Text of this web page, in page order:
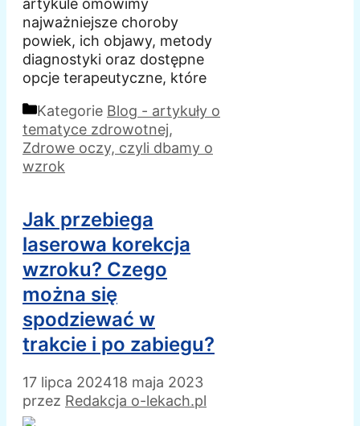
najważniejsze choroby
powiek, ich objawy, metody
diagnostyki oraz dostępne
opcje terapeutyczne, które
Kategorie Blog - artykuły o
tematyce zdrowotnej,
Zdrowe oczy, czyli dbamy o
wzrok
Jak przebiega
laserowa korekcja
wzroku? Czego
można się
spodziewać w
trakcie i po zabiegu?
17 lipca 202418 maja 2023
przez Redakcja o-lekach.pl